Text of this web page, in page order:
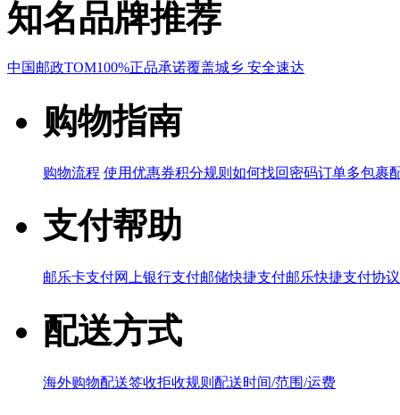
知名品牌推荐
中国邮政TOM100%正品承诺覆盖城乡 安全速达
购物指南
购物流程 使用优惠券积分规则 如何找回密码订单多包裹
支付帮助
邮乐卡支付网上银行支付邮储快捷支付邮乐快捷支付协议
配送方式
海外购物配送签收拒收规则 配送时间/范围/运费